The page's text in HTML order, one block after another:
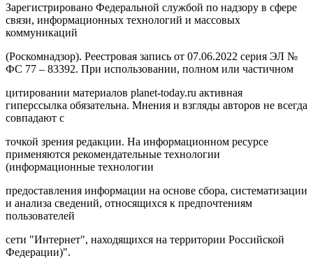
Зарегистрировано Федеральной службой по надзору в сфере
связи, информационных технологий и массовых
коммуникаций
(Роскомнадзор). Реестровая запись от 07.06.2022 серия ЭЛ №
ФС 77 – 83392. При использовании, полном или частичном
цитировании материалов planet-today.ru активная
гиперссылка обязательна. Мнения и взгляды авторов не всегда
совпадают с
точкой зрения редакции. На информационном ресурсе
применяются рекомендательные технологии
(информационные технологии
предоставления информации на основе сбора, систематизации
и анализа сведений, относящихся к предпочтениям
пользователей
сети "Интернет", находящихся на территории Российской
Федерации)".